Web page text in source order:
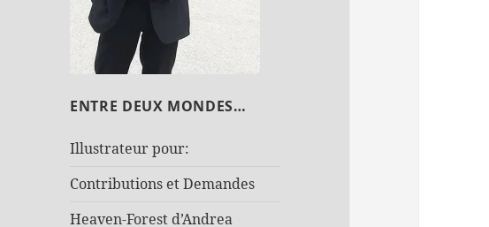
ENTRE DEUX MONDES…
Illustrateur pour:
Contributions et Demandes
Heaven-Forest d’Andrea